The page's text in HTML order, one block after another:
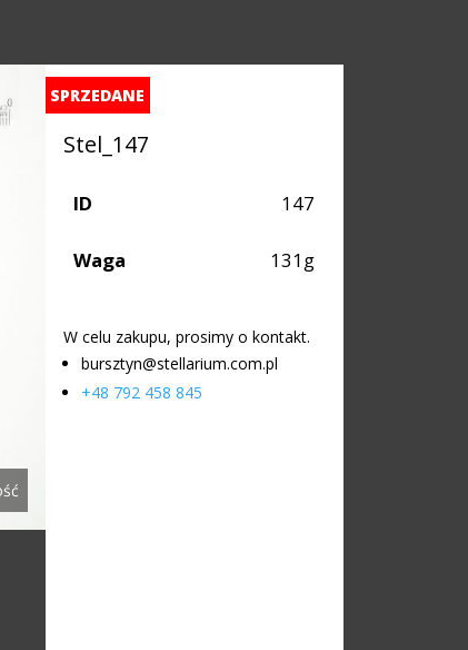
SPRZEDANE
Stel_147
ID 147
Waga 131g
W celu zakupu, prosimy o kontakt.
bursztyn@stellarium.com.pl
+48 792 458 845